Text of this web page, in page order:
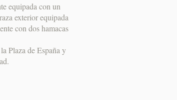
equipada con un
exterior equipada
con dos hamacas
Plaza de España y